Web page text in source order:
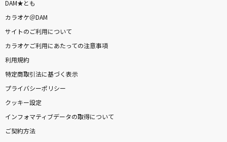
M!LKメドレー
M!LKメドレー
どんな小さな
wacci
歌ひとすじに
DAM★とも
カラオケ＠DAM
サイトのご利用について
カラオケご利用にあたっての注意事項
利用規約
特定商取引法に基づく表示
プライバシーポリシー
クッキー設定
インフォマティブデータの取得について
ご契約方法